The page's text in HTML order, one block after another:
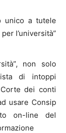
unico a tutele
l’università”
non solo
di intoppi
dei conti
usare Consip
on-line del